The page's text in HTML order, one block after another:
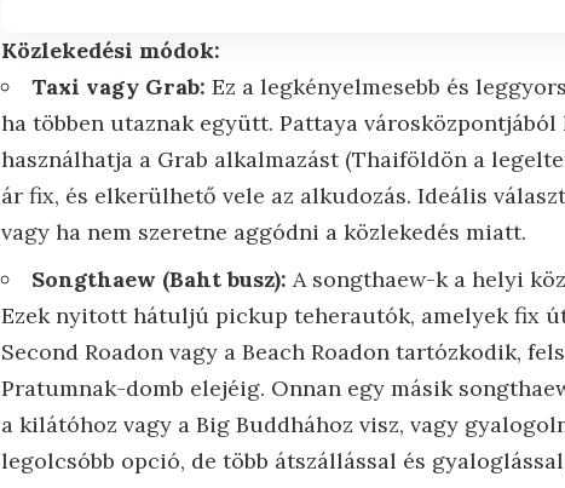
Közlekedési módok:
Taxi vagy Grab: Ez a legkényelmesebb és
ha többen utaznak együtt. Pattaya
használhatja a Grab alkalmazást (Thaiföldön a
ár fix, és elkerülhető vele az alkudozás. Ideális
vagy ha nem szeretne aggódni a közlekedés miatt.
Songthaew (Baht busz): A songthaew-k a helyi
Ezek nyitott hátuljú pickup teherautók, amelyek fix
Second Roadon vagy a Beach Roadon tartózkodik,
Pratumnak-domb elejéig. Onnan egy másik
a kilátóhoz vagy a Big Buddhához visz, vagy
legolcsóbb opció, de több átszállással és